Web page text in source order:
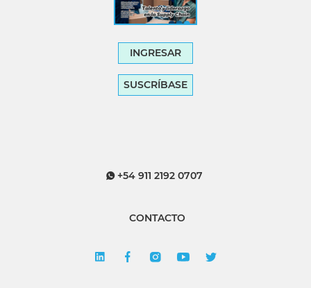
INGRESAR
SUSCRÍBASE
+54 911 2192 0707
CONTACTO